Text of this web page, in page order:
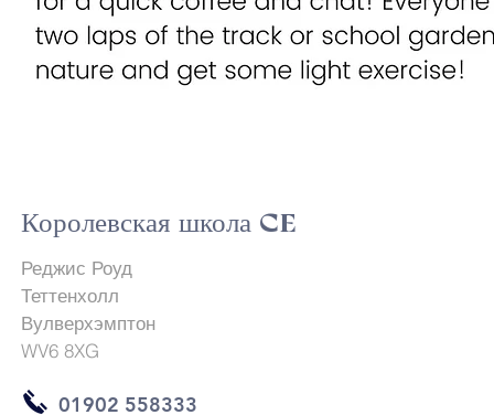
Королевская школа CE
Реджис Роуд
Теттенхолл
Вулверхэмптон
WV6 8XG
01902 558333